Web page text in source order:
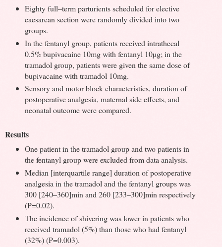
Eighty full–term parturients scheduled for elective
caesarean section were randomly divided into two
groups.
In the fentanyl group, patients received intrathecal
0.5% bupivacaine 10mg with fentanyl 10µg; in the
tramadol group, patients were given the same dose of
bupivacaine with tramadol 10mg.
Sensory and motor block characteristics, duration of
postoperative analgesia, maternal side effects, and
neonatal outcome were compared.
Results
One patient in the tramadol group and two patients in
the fentanyl group were excluded from data analysis.
Median [interquartile range] duration of postoperative
analgesia in the tramadol and the fentanyl groups was
300 [240–360]min and 260 [233–300]min respectively
(P=0.02).
The incidence of shivering was lower in patients who
received tramadol (5%) than those who had fentanyl
(32%) (P=0.003).